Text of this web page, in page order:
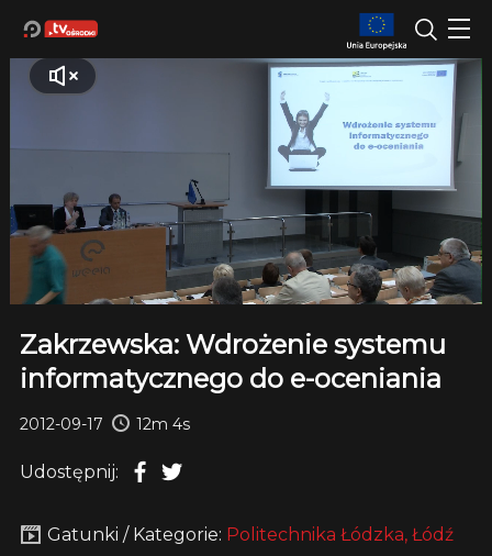
Zakrzewska: Wdrożenie systemu
informatycznego do e-oceniania
2012-09-17 12m 4s
Udostępnij:
Gatunki / Kategorie: Politechnika Łódzka, Łódź